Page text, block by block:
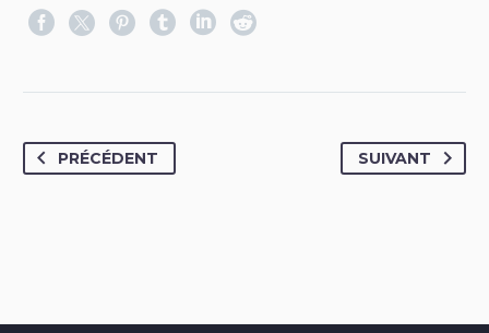
PRÉCÉDENT SUIVANT